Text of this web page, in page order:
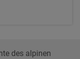
des alpinen